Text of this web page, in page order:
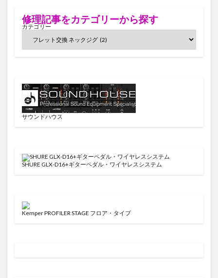
修理記事をカテゴリーから探す
カテゴリー
サウンドハウス
SHURE GLX-D16+ギターペダル・ワイヤレスシステム
Kemper PROFILER STAGE フロア・タイプ